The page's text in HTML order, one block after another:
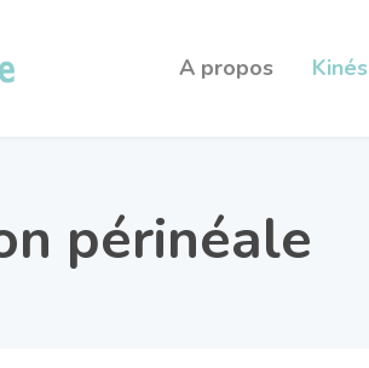
A propos
périnéale